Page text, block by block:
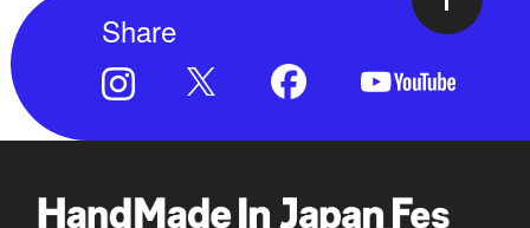
Share